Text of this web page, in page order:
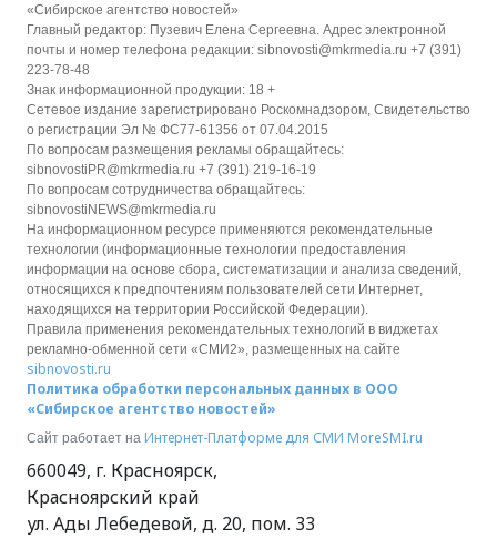
«Сибирское агентство новостей»
Главный редактор: Пузевич Елена Сергеевна. Адрес электронной
почты и номер телефона редакции: sibnovosti@mkrmedia.ru +7 (391)
223-78-48
Знак информационной продукции: 18 +
Сетевое издание зарегистрировано Роскомнадзором, Свидетельство
о регистрации Эл № ФС77-61356 от 07.04.2015
По вопросам размещения рекламы обращайтесь:
sibnovostiPR@mkrmedia.ru +7 (391) 219-16-19
По вопросам сотрудничества обращайтесь:
sibnovostiNEWS@mkrmedia.ru
На информационном ресурсе применяются рекомендательные
технологии (информационные технологии предоставления
информации на основе сбора, систематизации и анализа сведений,
относящихся к предпочтениям пользователей сети Интернет,
находящихся на территории Российской Федерации).
Правила применения рекомендательных технологий в виджетах
рекламно-обменной сети «СМИ2», размещенных на сайте
sibnovosti.ru
Политика обработки персональных данных в ООО
«Сибирское агентство новостей»
Сайт работает на Интернет-Платформе для СМИ MoreSMI.ru
660049, г. Красноярск,
Красноярский край
ул. Ады Лебедевой, д. 20, пом. 33